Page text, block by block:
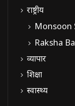
राष्ट्रीय
Monsoon
Raksha
व्यापार
शिक्षा
स्वास्थ्य